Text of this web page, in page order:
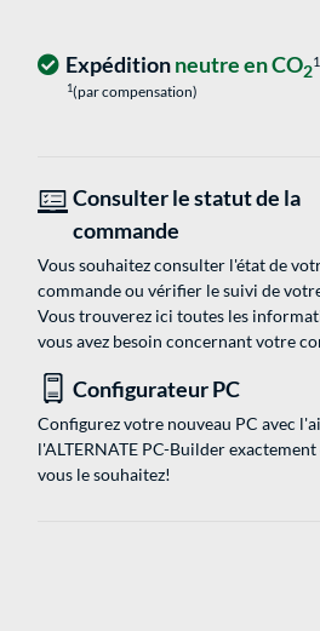
Expéditionneutre en CO21
1(par compensation)
Consulter le statut de la
commande
Vous souhaitez consulter l'état de
commande ou vérifier le suivi de
Vous trouverez ici toutes les
vous avez besoin concernant votre
Configurateur PC
Configurez votre nouveau PC avec
l'ALTERNATE PC-Builder
vous le souhaitez!